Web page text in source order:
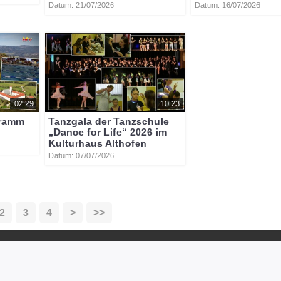
Datum: 21/07/2026 Datum: 16/07/2026
02:29 10:23
Tanzgala der Tanzschule
„Dance for Life“ 2026 im
Kulturhaus Althofen
Datum: 07/07/2026
2 3 4 > >>